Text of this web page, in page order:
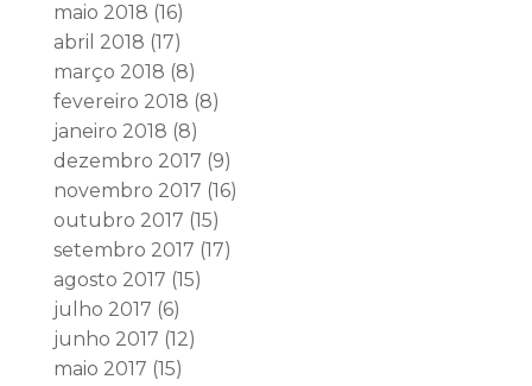
maio 2018 (16)
abril 2018 (17)
março 2018 (8)
fevereiro 2018 (8)
janeiro 2018 (8)
dezembro 2017 (9)
novembro 2017 (16)
outubro 2017 (15)
setembro 2017 (17)
agosto 2017 (15)
julho 2017 (6)
junho 2017 (12)
maio 2017 (15)